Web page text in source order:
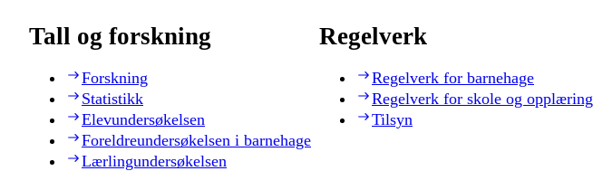
Tall og forskning
Forskning
Statistikk
Elevundersøkelsen
Foreldreundersøkelsen i barnehage
Lærlingundersøkelsen
Regelverk
Regelverk for barnehage
Regelverk for skole og opplæring
Tilsyn